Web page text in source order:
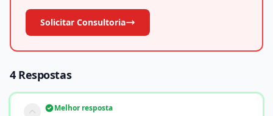
Solicitar Consultoria
4 Respostas
Melhor resposta